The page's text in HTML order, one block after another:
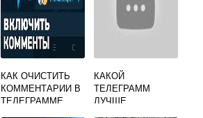
КАК ОЧИСТИТЬ
КОММЕНТАРИИ В
ТЕЛЕГРАММЕ
КАКОЙ
ТЕЛЕГРАММ
ЛУЧШЕ